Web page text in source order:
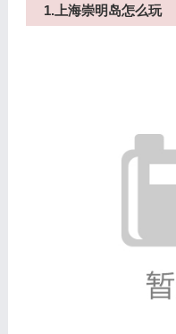
1.上海崇明岛怎么玩